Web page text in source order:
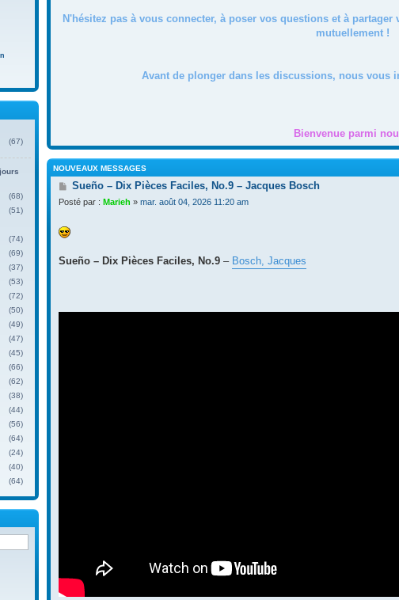
N'hésitez pas à vous connecter, à poser vos questions et à
mutuellement !
Avant de plonger dans les discussions, nous vous
Bienvenue parmi
NOUVEAUX MESSAGES
M
s
a
g
Sueño – Dix Pièces Faciles, No.9 – Jacques Bosch
Posté par : Marieh » mar. août 04, 2026 11:20 am
Sueño – Dix Pièces Faciles, No.9 – Bosch, Jacques
(67)
(68)
(51)
(74)
(69)
(37)
(53)
(72)
(50)
(49)
(47)
(45)
(66)
(62)
(38)
(44)
(56)
(64)
(24)
(40)
(64)